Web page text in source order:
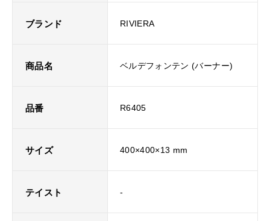
ブランド RIVIERA
商品名 ベルデフォンテン (バーナー)
品番 R6405
サイズ 400×400×13 mm
テイスト -